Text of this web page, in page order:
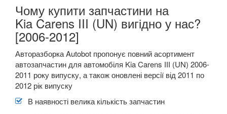
Чому купити запчастини на
Kia Carens III (UN) вигідно у нас?
[2006-2012]
Авторазборка Autobot пропонує повний асортимент
автозапчастин для автомобіля Kia Carens ІІІ (UN) 2006-
2011 року випуску, а також оновлені версії від 2011 по
2012 рік випуску
В наявності велика кількість запчастин